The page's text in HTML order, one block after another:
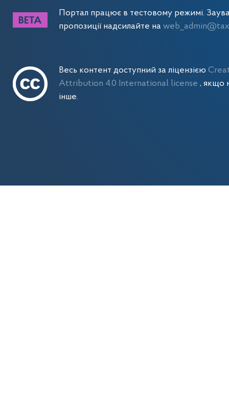
Портал працює в тестовому режимі.
пропозиції надсилайте на
Весь контент доступний за ліцензією
Attribution 4.0 International license , якщо
інше.